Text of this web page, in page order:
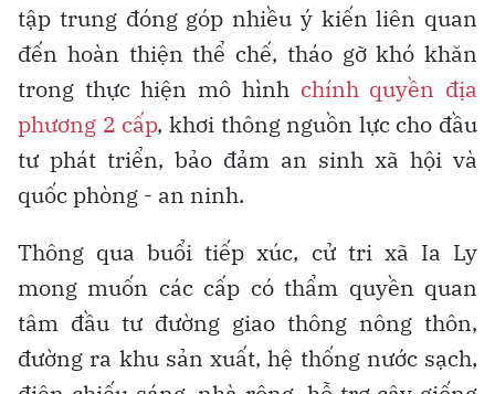
tập trung đóng góp nhiều ý kiến liên quan
đến hoàn thiện thể chế, tháo gỡ khó khăn
trong thực hiện mô hình chính quyền địa
phương 2 cấp, khơi thông nguồn lực cho đầu
tư phát triển, bảo đảm an sinh xã hội và
quốc phòng - an ninh.
Thông qua buổi tiếp xúc, cử tri xã Ia Ly
mong muốn các cấp có thẩm quyền quan
tâm đầu tư đường giao thông nông thôn,
đường ra khu sản xuất, hệ thống nước sạch,